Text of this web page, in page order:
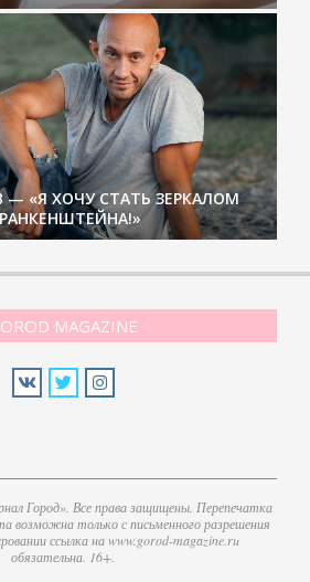
— «Я ХОЧУ СТАТЬ ЗЕРКАЛОМ
MAGAZINE
Город». Все права защищены. Перепечатка
возможна только с письменного разрешения
ссылка на www.gorod-magazine.ru
обязательна. 16+.